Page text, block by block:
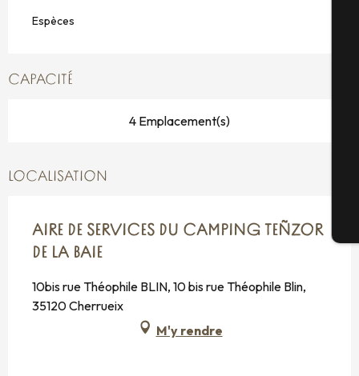
Espèces
CAPACITÉ
4 Emplacement(s)
LOCALISATION
AIRE DE SERVICES DU CAMPING TEÑZOR
DE LA BAIE
10bis rue Théophile BLIN, 10 bis rue Théophile Blin,
35120 Cherrueix
M'y rendre